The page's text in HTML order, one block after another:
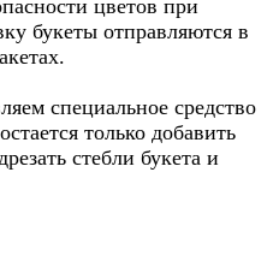
цветов при
букеты отправляются в
специальное средство
только добавить
стебли букета и